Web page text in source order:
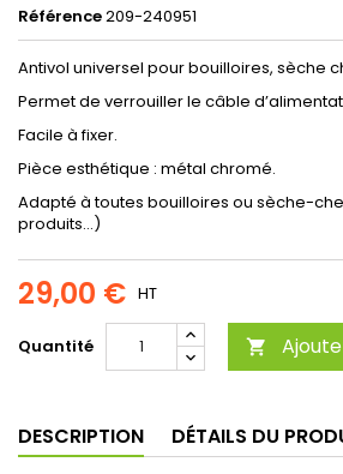
Référence209-240951
Antivol universel pour bouilloires, sèche
Permet de verrouiller le câble
Facile à fixer.
Pièce esthétique : métal chromé.
Adapté à toutes bouilloires ou sèche-
produits…)
29,00 € HT
Quantité 
DESCRIPTION DÉTAILS DU